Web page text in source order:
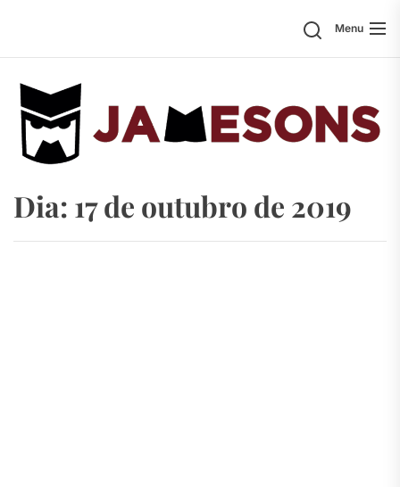
the
SearchMenu
Dia: 17 de outubro de 2019